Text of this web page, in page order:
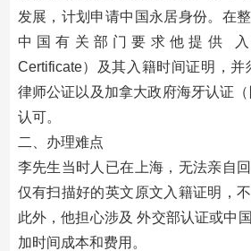
发展，计划申请中国永居身份。在
中国有关部门要求他提供 入
Certificate）及其入籍时间证明，并
律师公证以及加拿大政府海牙认证
认可。
二、办理难点
李先生当时人已在上海，无法亲自
仅有扫描好的英文原文入籍证明，
此外，他担心涉及 外交部认证或中
加时间成本和费用。